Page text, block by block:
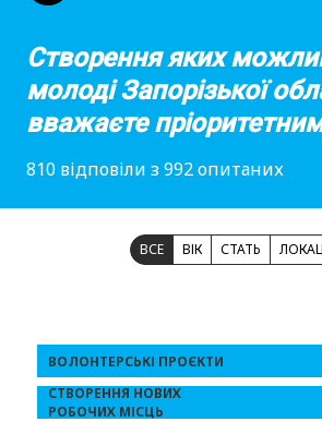
Створення яких
молоді Запорізької
вважаєте
810 відповіли з 992 опитаних
ВСЕ ВІК СТАТЬ
ВОЛОНТЕРСЬКІ ПРОЄКТИ
СТВОРЕННЯ НОВИХ
РОБОЧИХ МІСЦЬ